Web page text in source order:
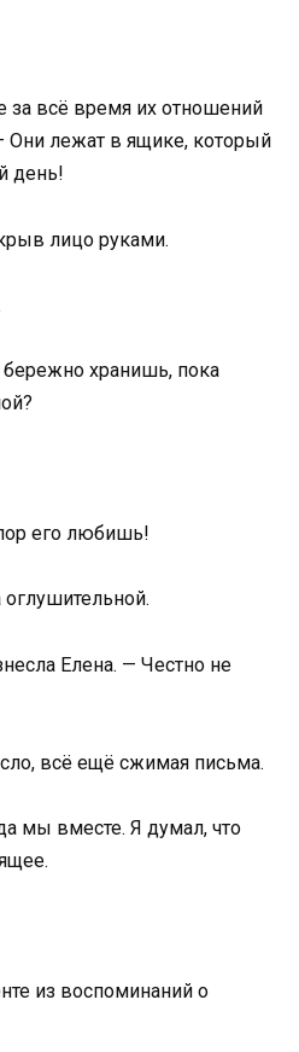
всё время их отношений
Они лежат в ящике, который
день!
лицо руками.
хранишь, пока
его любишь!
Елена. — Честно не
всё ещё сжимая письма.
мы вместе. Я думал, что
из воспоминаний о